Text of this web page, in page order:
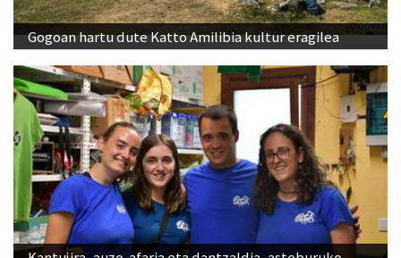
Gogoan hartu dute Katto Amilibia kultur eragilea